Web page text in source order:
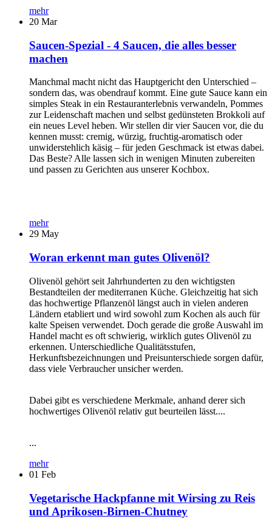
mehr
20 Mar
Saucen-Spezial - 4 Saucen, die alles besser
machen
Manchmal macht nicht das Hauptgericht den Unterschied –
sondern das, was obendrauf kommt. Eine gute Sauce kann ein
simples Steak in ein Restauranterlebnis verwandeln, Pommes
zur Leidenschaft machen und selbst gedünsteten Brokkoli auf
ein neues Level heben. Wir stellen dir vier Saucen vor, die du
kennen musst: cremig, würzig, fruchtig-aromatisch oder
unwiderstehlich käsig – für jeden Geschmack ist etwas dabei.
Das Beste? Alle lassen sich in wenigen Minuten zubereiten
und passen zu Gerichten aus unserer Kochbox.
mehr
29 May
Woran erkennt man gutes Olivenöl?
Olivenöl gehört seit Jahrhunderten zu den wichtigsten
Bestandteilen der mediterranen Küche. Gleichzeitig hat sich
das hochwertige Pflanzenöl längst auch in vielen anderen
Ländern etabliert und wird sowohl zum Kochen als auch für
kalte Speisen verwendet. Doch gerade die große Auswahl im
Handel macht es oft schwierig, wirklich gutes Olivenöl zu
erkennen. Unterschiedliche Qualitätsstufen,
Herkunftsbezeichnungen und Preisunterschiede sorgen dafür,
dass viele Verbraucher unsicher werden.
Dabei gibt es verschiedene Merkmale, anhand derer sich
hochwertiges Olivenöl relativ gut beurteilen lässt....
...
mehr
01 Feb
Vegetarische Hackpfanne mit Wirsing zu Reis
und Aprikosen-Birnen-Chutney